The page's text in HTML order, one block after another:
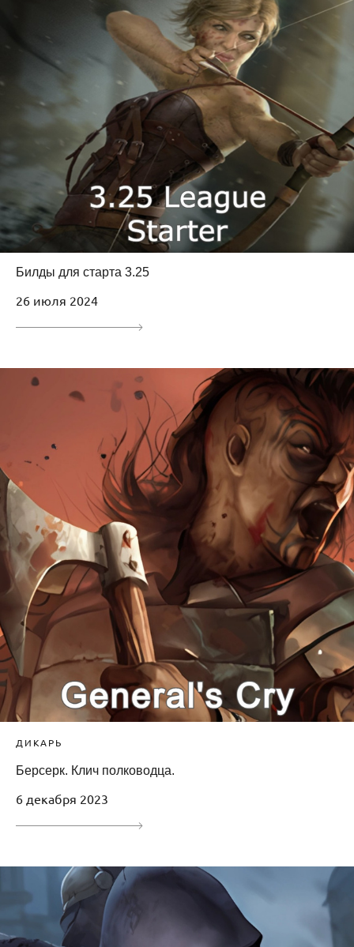
Билды для старта 3.25
26 июля 2024
ДИКАРЬ
Берсерк. Клич полководца.
6 декабря 2023